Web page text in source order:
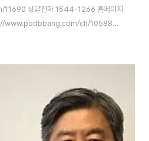
상담전화 1544-1266 홈페이지
www.podbbang.com/ch/10588